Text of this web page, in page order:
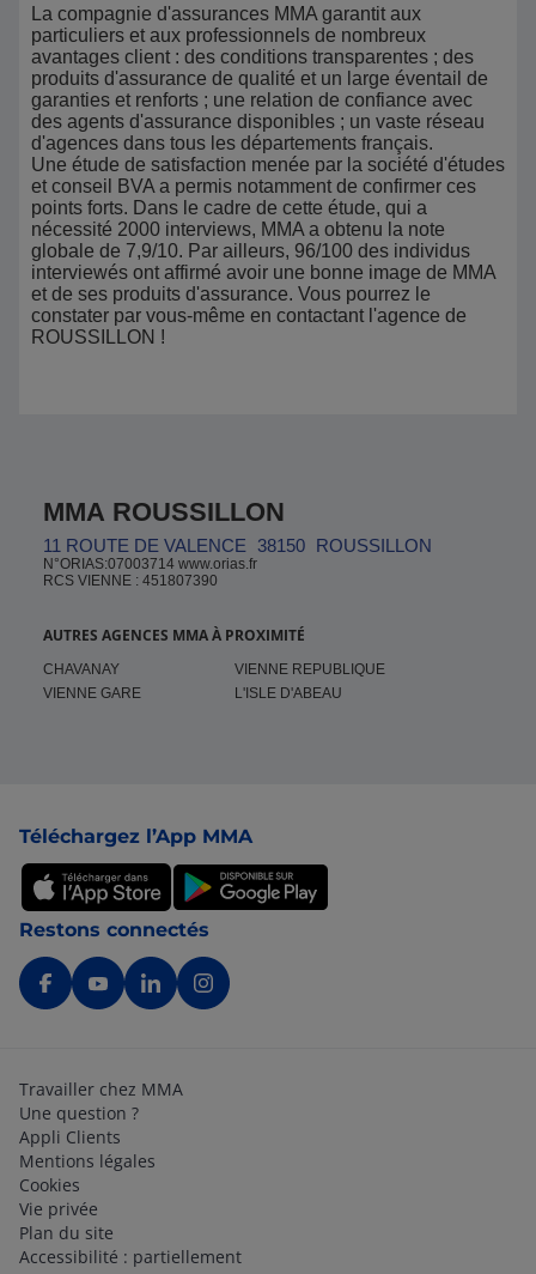
La compagnie d'assurances MMA garantit aux
particuliers et aux professionnels de nombreux
avantages client : des conditions transparentes ; des
produits d'assurance de qualité et un large éventail de
garanties et renforts ; une relation de confiance avec
des agents d'assurance disponibles ; un vaste réseau
d'agences dans tous les départements français.
Une étude de satisfaction menée par la société d'études
et conseil BVA a permis notamment de confirmer ces
points forts. Dans le cadre de cette étude, qui a
nécessité 2000 interviews, MMA a obtenu la note
globale de 7,9/10. Par ailleurs, 96/100 des individus
interviewés ont affirmé avoir une bonne image de MMA
et de ses produits d'assurance. Vous pourrez le
constater par vous-même en contactant l'agence de
ROUSSILLON !
MMA ROUSSILLON
11 ROUTE DE VALENCE 38150 ROUSSILLON
N°ORIAS:07003714 www.orias.fr
RCS VIENNE : 451807390
AUTRES AGENCES MMA À PROXIMITÉ
CHAVANAY
VIENNE REPUBLIQUE
VIENNE GARE
L'ISLE D'ABEAU
Téléchargez l’App MMA
Restons connectés
Travailler chez MMA
Une question ?
Appli Clients
Mentions légales
Cookies
Vie privée
Plan du site
Accessibilité : partiellement